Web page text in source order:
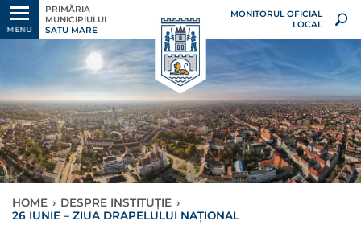
MENU
PRIMĂRIA
MUNICIPIULUI
SATU MARE
MONITORUL OFICIAL
LOCAL
HOME › DESPRE INSTITUȚIE ›
26 IUNIE – ZIUA DRAPELULUI NAȚIONAL